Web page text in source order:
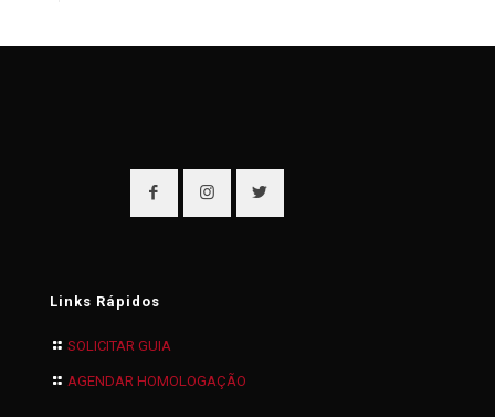
Links Rápidos
SOLICITAR GUIA
AGENDAR HOMOLOGAÇÃO